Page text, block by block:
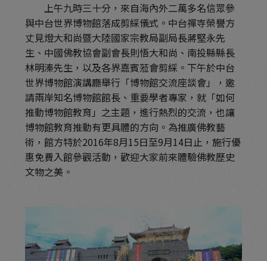
上午九時三十分，來自海內外二萬多名信眾參
與中台世界博物館落成剪綵儀式。中台禪寺榮譽方
丈見燈大和尚暨大陸國家宗教局副局長蔣堅永先
生、中國佛教協會副會長則悟大和尚、南投縣縣長
林明溱先生，以及各界嘉賓蒞會剪綵。下午於中台
世界博物館演講廳舉行「博物館交流座談會」，邀
請兩岸知名博物館館長、重要學者專家，就「如何
推動博物館教育」之主題，進行熱烈的交流，也讓
博物館教育推動有更具體的方向。為推廣佛教藝
術，館方特於2016年8月15日至9月14日止，施行優
惠免費入館參觀活動，歡迎大家前來體驗佛教歷史
文物之美。